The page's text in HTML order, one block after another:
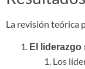
La revisión teórica
El
Los